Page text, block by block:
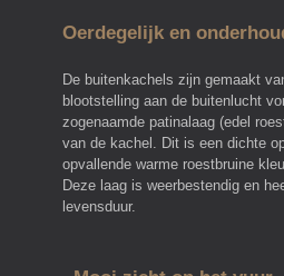
Oerdegelijk en
De buitenkachels zijn gemaakt
blootstelling aan de buitenlucht
zogenaamde patinalaag (edel
van de kachel. Dit is een dichte
opvallende warme roestbruine
Deze laag is weerbestendig en
levensduur.